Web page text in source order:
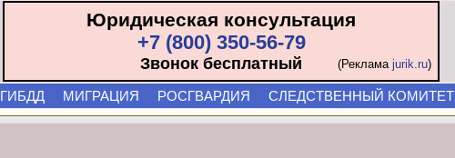
Юридическая консультация
+7 (800) 350-56-79
Звонок бесплатный (Реклама jurik.ru)
ГИБДД МИГРАЦИЯ РОСГВАРДИЯ СЛЕДСТВЕННЫЙ КОМИТЕТ